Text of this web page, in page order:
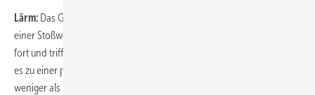
Lärm: Das Grundprinzip schlagender Werkzeuge ist die Erzeugung
einer Stoßwelle. Diese pflanzt sich entlang des Meißels oder Döppers
fort und trifft mit so großer Kraft auf das Gussteil oder den Niet, dass
es zu einer plastischen Verformung kommt. Die Stoßwelle dauert
weniger als 100 Mikrosekunden (µs) (100 µs = 0,0001 s). Dieser